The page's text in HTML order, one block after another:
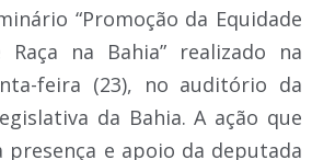
“Promoção da Equidade
na Bahia” realizado na
feira (23), no auditório da
da Bahia. A ação que
presença e apoio da deputada